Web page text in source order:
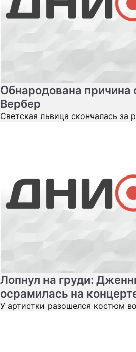
Обнародована
Вербер
Светская львица скончалась за
Лопнул на груди:
осрамилась на
У артистки разошелся костюм